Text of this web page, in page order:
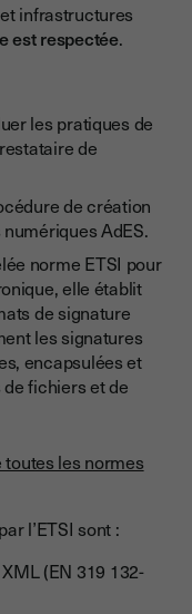
infrastructures
est respectée.
les pratiques de
de
de création
AdES.
norme ETSI pour
elle établit
de signature
les signatures
encapsulées et
fichiers et de
les normes
l’ETSI sont :
(EN 319 132-